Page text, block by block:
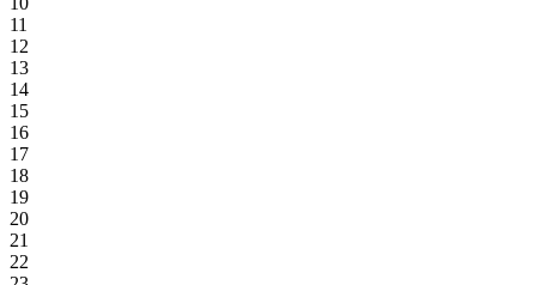
11
12
13
14
15
16
17
18
19
20
21
22